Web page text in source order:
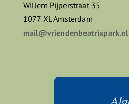
Willem Pijperstraat 35
1077 XL Amsterdam
mail@vriendenbeatrixpark.nl